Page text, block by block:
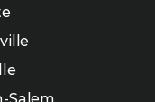
Salem